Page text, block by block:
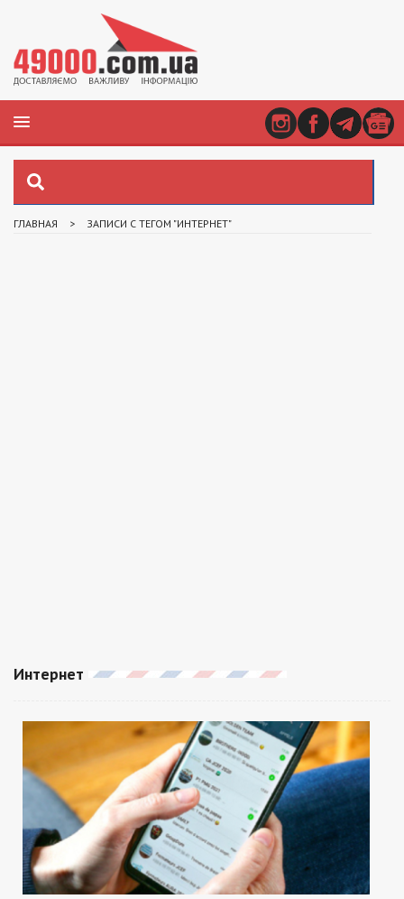
ГЛАВНАЯ > ЗАПИСИ С ТЕГОМ "ИНТЕРНЕТ"
Интернет